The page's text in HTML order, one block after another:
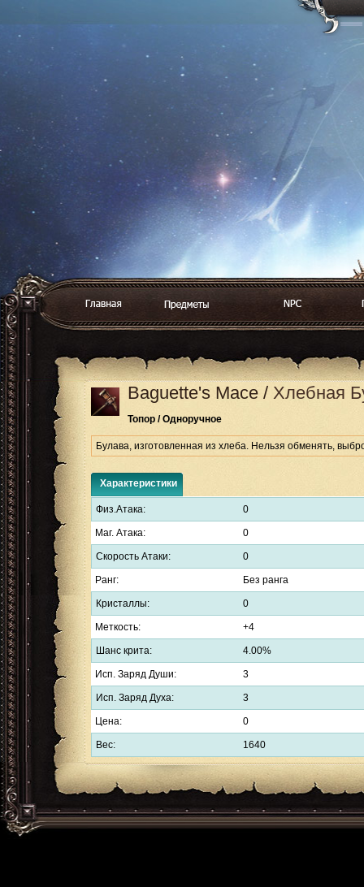
Baguette's Mace / Хлебная
Топор / Одноручное
Булава, изготовленная из хлеба. Нельзя обменять,
Характеристики
Физ.Атака: 0
Маг. Атака: 0
Скорость Атаки: 0
Ранг: Без ранга
Кристаллы: 0
Меткость: +4
Шанс крита: 4.00%
Исп. Заряд Души: 3
Исп. Заряд Духа: 3
Цена: 0
Вес: 1640